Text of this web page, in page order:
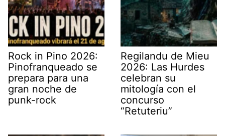
Rock in Pino 2026:
Pinofranqueado se
prepara para una
gran noche de
punk-rock
Regilandu de Mieu
2026: Las Hurdes
celebran su
mitología con el
concurso
“Retuteriu”